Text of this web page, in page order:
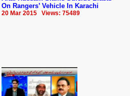
On Rangers’ Vehicle In Karachi
20 Mar 2015 Views: 75489